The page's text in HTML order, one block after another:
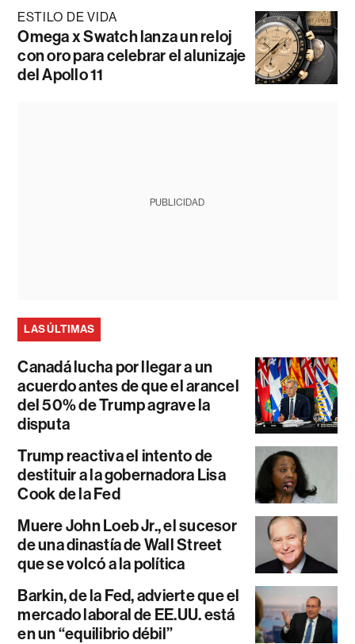
ESTILO DE VIDA
Omega x Swatch lanza un reloj
con oro para celebrar el alunizaje
del Apollo 11
PUBLICIDAD
LAS ÚLTIMAS
Canadá lucha por llegar a un
acuerdo antes de que el arancel
del 50% de Trump agrave la
disputa
Trump reactiva el intento de
destituir a la gobernadora Lisa
Cook de la Fed
Muere John Loeb Jr., el sucesor
de una dinastía de Wall Street
que se volcó a la política
Barkin, de la Fed, advierte que el
mercado laboral de EE.UU. está
en un “equilibrio débil”